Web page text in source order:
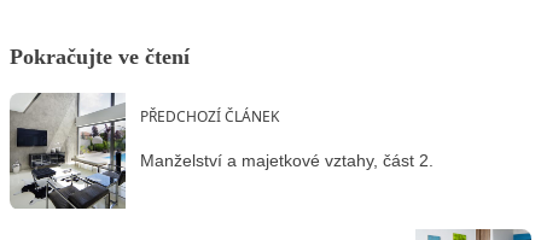
Pokračujte ve čtení
PŘEDCHOZÍ ČLÁNEK
Manželství a majetkové vztahy, část 2.